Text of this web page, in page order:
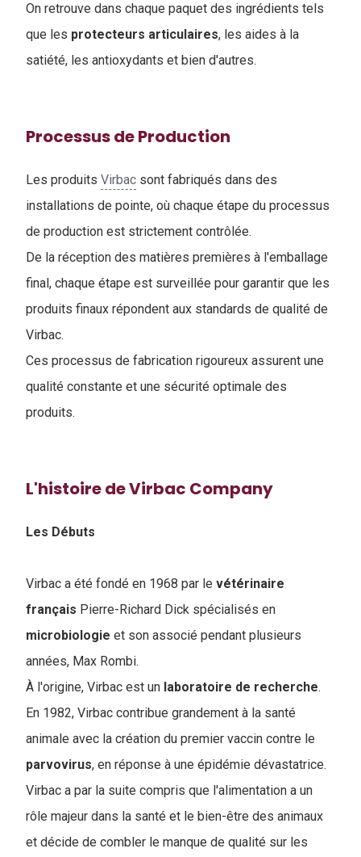
On retrouve dans chaque paquet des ingrédients tels
que les protecteurs articulaires, les aides à la
satiété, les antioxydants et bien d'autres.
Processus de Production
Les produits Virbac sont fabriqués dans des
installations de pointe, où chaque étape du processus
de production est strictement contrôlée.
De la réception des matières premières à l'emballage
final, chaque étape est surveillée pour garantir que les
produits finaux répondent aux standards de qualité de
Virbac.
Ces processus de fabrication rigoureux assurent une
qualité constante et une sécurité optimale des
produits.
L'histoire de Virbac Company
Les Débuts
Virbac a été fondé en 1968 par le vétérinaire
français Pierre-Richard Dick spécialisés en
microbiologie et son associé pendant plusieurs
années, Max Rombi.
À l'origine, Virbac est un laboratoire de recherche.
En 1982, Virbac contribue grandement à la santé
animale avec la création du premier vaccin contre le
parvovirus, en réponse à une épidémie dévastatrice.
Virbac a par la suite compris que l'alimentation a un
rôle majeur dans la santé et le bien-être des animaux
et décide de combler le manque de qualité sur les